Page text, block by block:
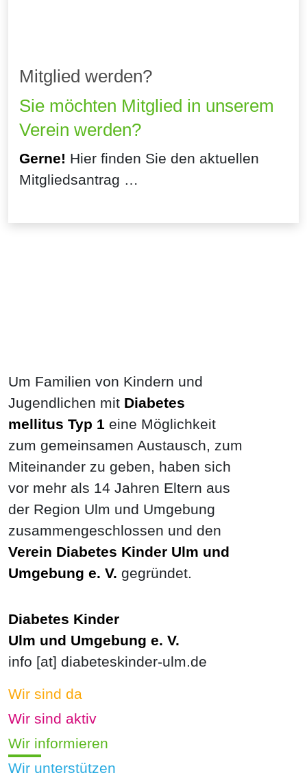
Mitglied werden?
Sie möchten Mitglied in unserem
Verein werden?
Gerne! Hier finden Sie den aktuellen
Mitgliedsantrag …
Um Familien von Kindern und
Jugendlichen mit Diabetes
mellitus Typ 1 eine Möglichkeit
zum gemeinsamen Austausch, zum
Miteinander zu geben, haben sich
vor mehr als 14 Jahren Eltern aus
der Region Ulm und Umgebung
zusammengeschlossen und den
Verein Diabetes Kinder Ulm und
Umgebung e. V. gegründet.
Diabetes Kinder
Ulm und Umgebung e. V.
info [at] diabeteskinder-ulm.de
Wir sind da
Wir sind aktiv
Wir informieren
Wir unterstützen